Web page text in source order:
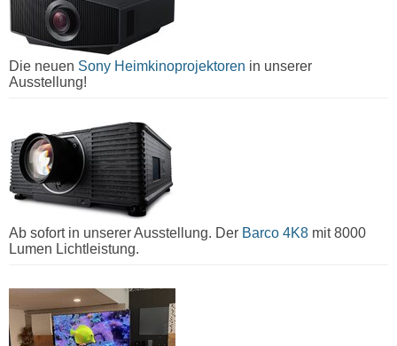
Die neuen Sony Heimkinoprojektoren in unserer
Ausstellung!
Ab sofort in unserer Ausstellung. Der Barco 4K8 mit 8000
Lumen Lichtleistung.